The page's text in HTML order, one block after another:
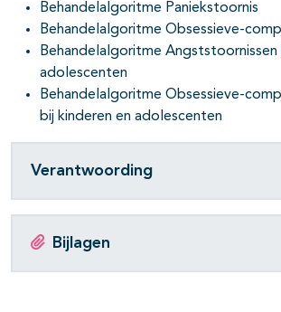
open- en dichtklappen
Behandelalgoritme Paniekstoornis
Behandelalgoritme Obsessieve-
Behandelalgoritme Angststoornissen
adolescenten
Behandelalgoritme Obsessieve-
bij kinderen en adolescenten
Verantwoording
Bijlagen